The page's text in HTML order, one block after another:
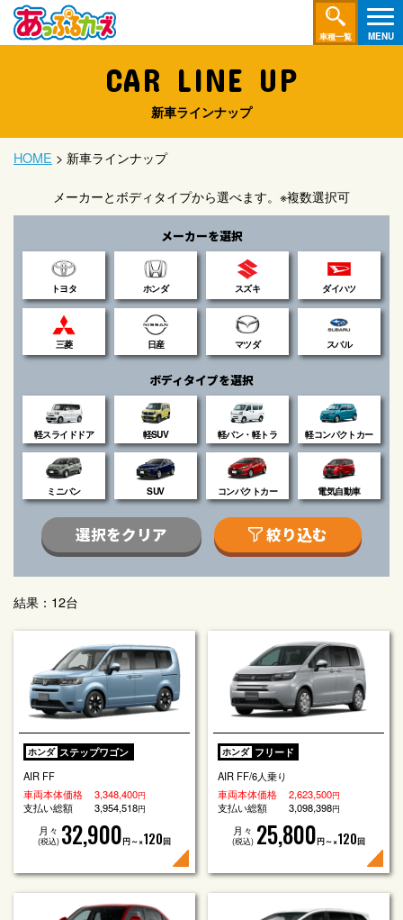
車種一覧
CAR LINE UP
新車ラインナップ
HOME > 新車ラインナップ
メーカーとボディタイプから選べます。※複数選択可
メーカーを選択
トヨタ ホンダ スズキ ダイハツ
三菱 日産 マツダ スバル
ボディタイプを選択
軽スライドドア 軽SUV 軽バン・軽トラ 軽コンパクトカー
ミニバン SUV コンパクトカー 電気自動車
結果：12台
ホンダ ステップワゴン
AIR FF
車両本体価格
3,348,400円
支払い総額 3,954,518円
月々
(税込) 32,900円～×120回
ホンダ フリード
AIR FF/6人乗り
車両本体価格
2,623,500円
支払い総額 3,098,398円
月々
(税込) 25,800円～×120回